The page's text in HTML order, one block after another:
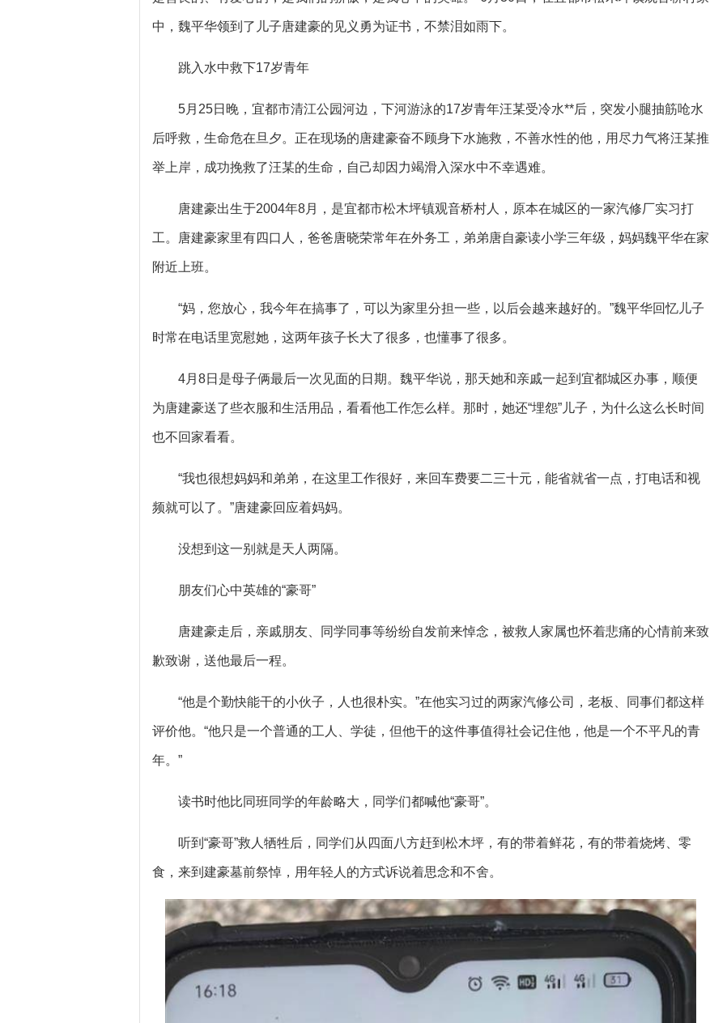
中，魏平华领到了儿子唐建豪的见义勇为证书，不禁泪如雨下。
跳入水中救下17岁青年
5月25日晚，宜都市清江公园河边，下河游泳的17岁青年汪某受冷水**后，突发小腿抽筋呛水
后呼救，生命危在旦夕。正在现场的唐建豪奋不顾身下水施救，不善水性的他，用尽力气将汪某推
举上岸，成功挽救了汪某的生命，自己却因力竭滑入深水中不幸遇难。
唐建豪出生于2004年8月，是宜都市松木坪镇观音桥村人，原本在城区的一家汽修厂实习打
工。唐建豪家里有四口人，爸爸唐晓荣常年在外务工，弟弟唐自豪读小学三年级，妈妈魏平华在家
附近上班。
“妈，您放心，我今年在搞事了，可以为家里分担一些，以后会越来越好的。”魏平华回忆儿子
时常在电话里宽慰她，这两年孩子长大了很多，也懂事了很多。
4月8日是母子俩最后一次见面的日期。魏平华说，那天她和亲戚一起到宜都城区办事，顺便
为唐建豪送了些衣服和生活用品，看看他工作怎么样。那时，她还“埋怨”儿子，为什么这么长时间
也不回家看看。
“我也很想妈妈和弟弟，在这里工作很好，来回车费要二三十元，能省就省一点，打电话和视
频就可以了。”唐建豪回应着妈妈。
没想到这一别就是天人两隔。
朋友们心中英雄的“豪哥”
唐建豪走后，亲戚朋友、同学同事等纷纷自发前来悼念，被救人家属也怀着悲痛的心情前来致
歉致谢，送他最后一程。
“他是个勤快能干的小伙子，人也很朴实。”在他实习过的两家汽修公司，老板、同事们都这样
评价他。“他只是一个普通的工人、学徒，但他干的这件事值得社会记住他，他是一个不平凡的青
年。”
读书时他比同班同学的年龄略大，同学们都喊他“豪哥”。
听到“豪哥”救人牺牲后，同学们从四面八方赶到松木坪，有的带着鲜花，有的带着烧烤、零
食，来到建豪墓前祭悼，用年轻人的方式诉说着思念和不舍。